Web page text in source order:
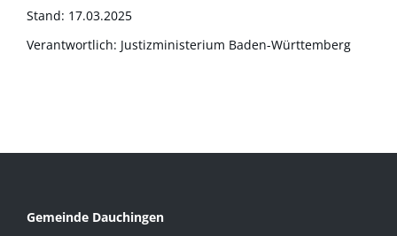
Stand: 17.03.2025
Verantwortlich: Justizministerium Baden-Württemberg
Gemeinde Dauchingen